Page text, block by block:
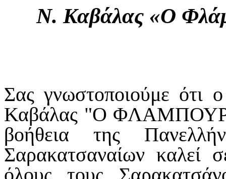
Ν. Καβάλας «Ο
Σας γνωστοποιούμε ότι
Καβάλας "Ο
βοήθεια της
Σαρακατσαναίων καλεί